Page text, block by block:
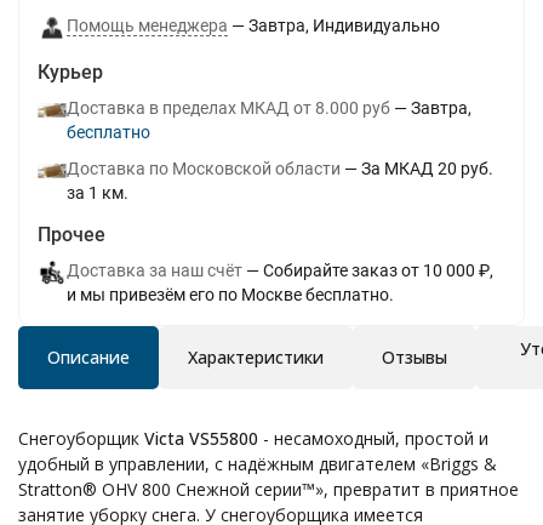
Помощь менеджера Завтра Индивидуально
Курьер
Доставка в пределах МКАД от 8.000 руб
Завтра
Бесплатно
Доставка по Московской области
За МКАД 20 руб.
за 1 км.
Прочее
Доставка за наш счёт
Собирайте заказ от 10 000 ₽,
и мы привезём его по Москве бесплатно.
Описание Характеристики Отзывы
Снегоуборщик Victa VS55800 - несамоходный, простой и
удобный в управлении, с надёжным двигателем «Briggs &
Stratton® OHV 800 Снежной серии™», превратит в приятное
занятие уборку снега. У снегоуборщика имеется